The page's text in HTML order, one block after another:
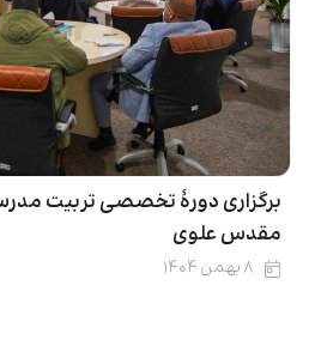
برگزاری دورۀ تخصصی تربیت
مقدس علوی
۸ بهمن ۱۴۰۴